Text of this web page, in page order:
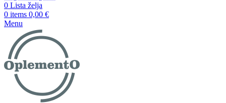
0 Lista želja
0 items 0,00 €
Menu